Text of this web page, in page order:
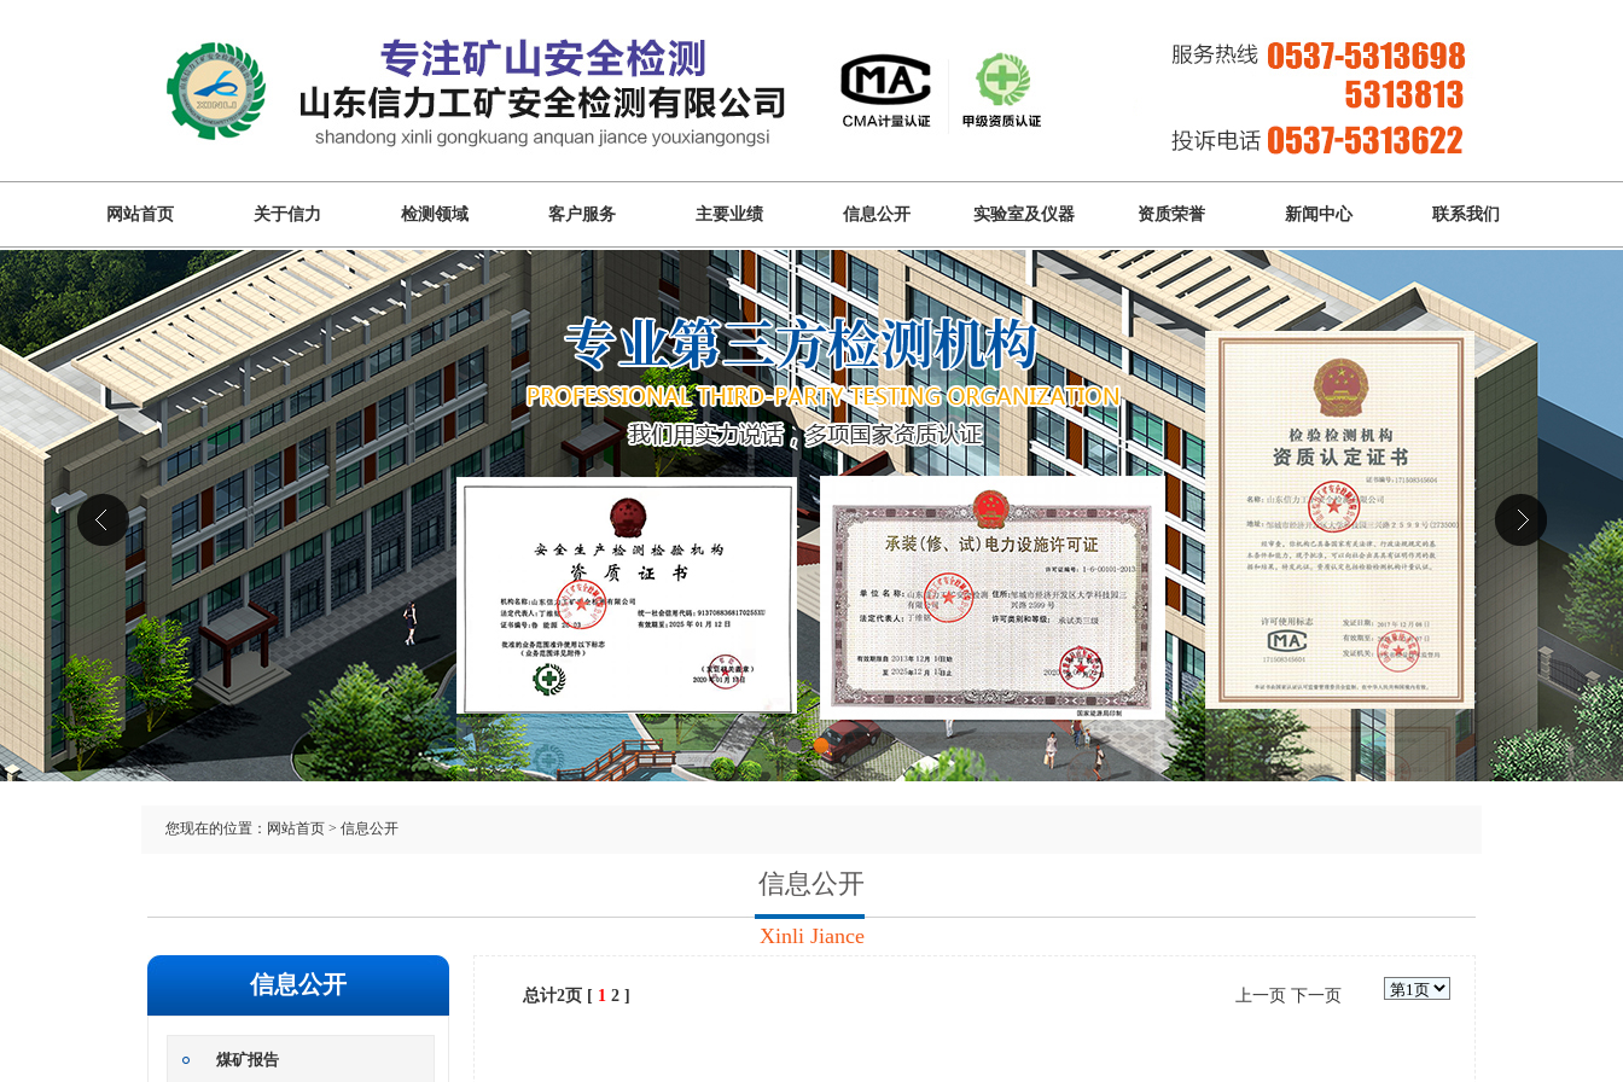
网站首页 关于信力 检测领域 客户服务 主要业绩 信息公开 实验室及仪器 资质荣誉 新闻中心 联系我们
1 2
您现在的位置： 网站首页 > 信息公开
信息公开
Xinli Jiance
信息公开
煤矿报告
总计2页 [ 1 2 ] 上一页 下一页